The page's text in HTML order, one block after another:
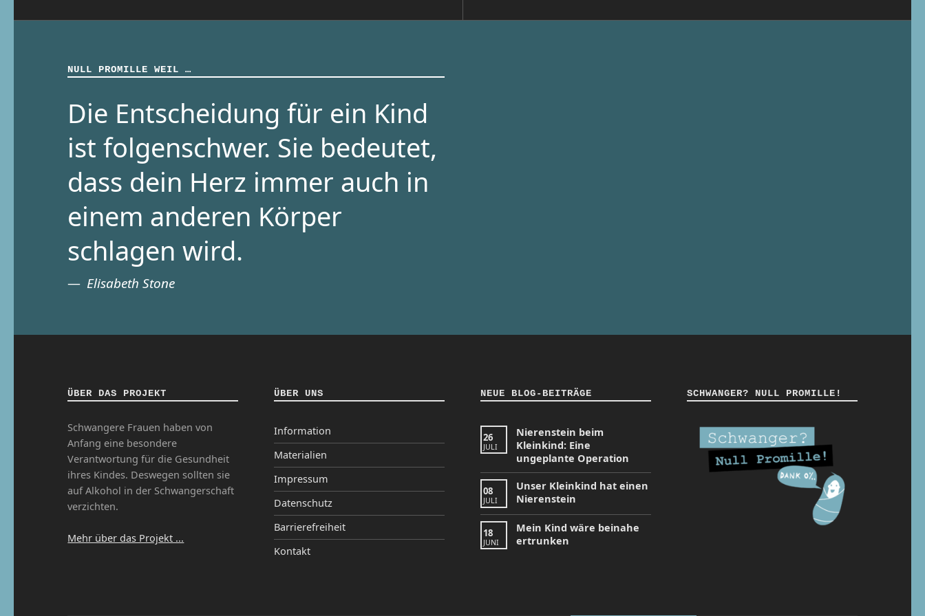
NULL PROMILLE WEIL …
Die Entscheidung für ein Kind
ist folgenschwer. Sie bedeutet,
dass dein Herz immer auch in
einem anderen Körper
schlagen wird.
Elisabeth Stone
ÜBER DAS PROJEKT
Schwangere Frauen haben von
Anfang eine besondere
Verantwortung für die Gesundheit
ihres Kindes. Deswegen sollten sie
auf Alkohol in der Schwangerschaft
verzichten.
Mehr über das Projekt ...
ÜBER UNS
Information
Materialien
Impressum
Datenschutz
Barrierefreiheit
Kontakt
NEUE BLOG-BEITRÄGE
26
JULI
Nierenstein beim
Kleinkind: Eine
ungeplante Operation
08
JULI
Unser Kleinkind hat einen
Nierenstein
18
JUNI
Mein Kind wäre beinahe
ertrunken
SCHWANGER? NULL PROMILLE!